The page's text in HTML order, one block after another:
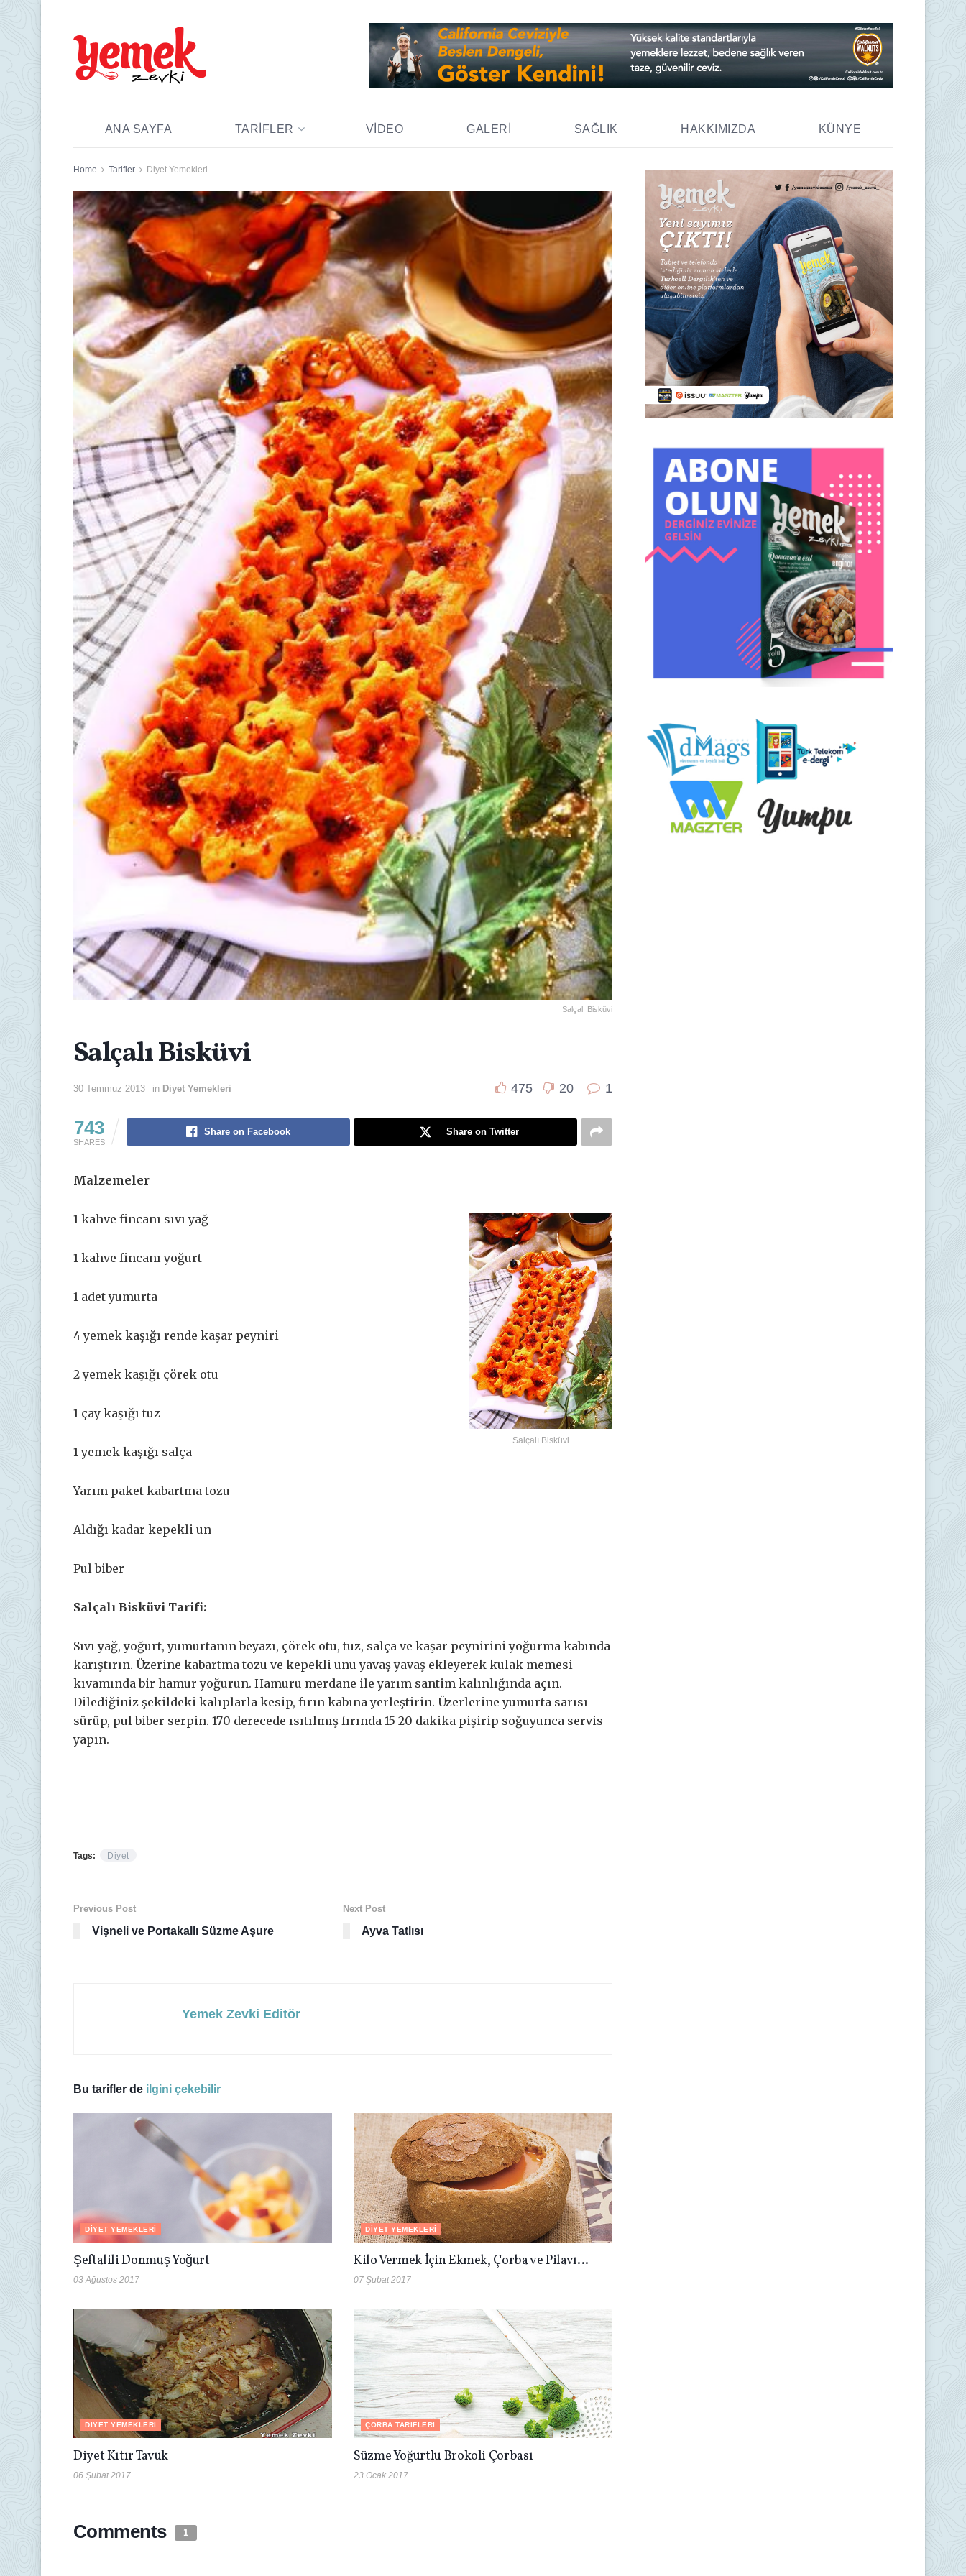
ANA SAYFA TARIFLER VIDEO GALERI SAĞLIK HAKKIMIZDA KÜNYE
Home Tarifler Diyet Yemekleri
Salçalı Bisküvi
Salçalı Bisküvi
30 Temmuz 2013 in Diyet Yemekleri 475 20 1
743
SHARES
Share on Facebook Share on Twitter
Malzemeler
Salçalı Bisküvi
1 kahve fincanı sıvı yağ
1 kahve fincanı yoğurt
1 adet yumurta
4 yemek kaşığı rende kaşar peyniri
2 yemek kaşığı çörek otu
1 çay kaşığı tuz
1 yemek kaşığı salça
Yarım paket kabartma tozu
Aldığı kadar kepekli un
Pul biber
Salçalı Bisküvi Tarifi:
Sıvı yağ, yoğurt, yumurtanın beyazı, çörek otu, tuz, salça ve kaşar peynirini yoğurma kabında
karıştırın. Üzerine kabartma tozu ve kepekli unu yavaş yavaş ekleyerek kulak memesi
kıvamında bir hamur yoğurun. Hamuru merdane ile yarım santim kalınlığında açın.
Dilediğiniz şekildeki kalıplarla kesip, fırın kabına yerleştirin. Üzerlerine yumurta sarısı
sürüp, pul biber serpin. 170 derecede ısıtılmış fırında 15-20 dakika pişirip soğuyunca servis
yapın.
Tags: Diyet
Previous Post
Vişneli ve Portakallı Süzme Aşure
Next Post
Ayva Tatlısı
Yemek Zevki Editör
Bu tarifler de ilgini çekebilir
DIYET YEMEKLERI
Şeftalili Donmuş Yoğurt
03 Ağustos 2017
DIYET YEMEKLERI
Kilo Vermek İçin Ekmek, Çorba ve Pilavı…
07 Şubat 2017
DIYET YEMEKLERI
Diyet Kıtır Tavuk
06 Şubat 2017
ÇORBA TARIFLERI
Süzme Yoğurtlu Brokoli Çorbası
23 Ocak 2017
Comments 1